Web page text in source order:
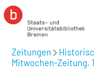
Zeitungen
Mitwochen-Zeitung.